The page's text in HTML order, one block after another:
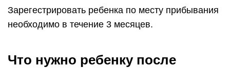
Зарегестрировать ребенка по месту прибывания
необходимо в течение 3 месяцев.
Что нужно ребенку после